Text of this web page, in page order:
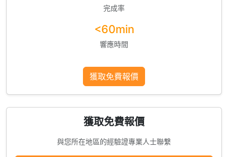
完成率
<60min
響應時間
獲取免費報價
獲取免費報價
與您所在地區的經驗證專業人士聯繫